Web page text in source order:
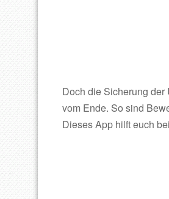
Doch die Sicherung
vom Ende. So sind
Dieses App hilft euch